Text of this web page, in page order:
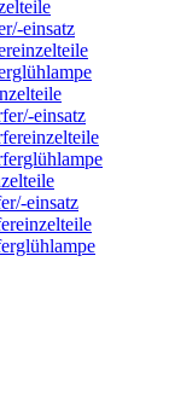
einsatz
einsatz
einsatz